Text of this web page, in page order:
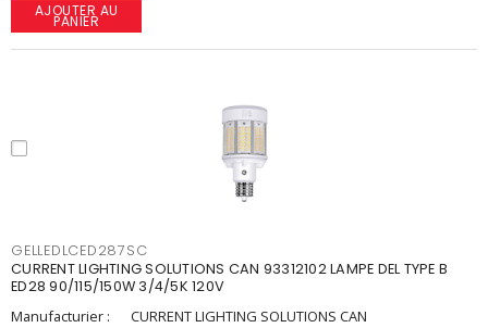
AJOUTER AU
PANIER
GELLEDLCED287SC
CURRENT LIGHTING SOLUTIONS CAN 93312102 LAMPE DEL TYPE B
ED28 90/115/150W 3/4/5K 120V
Manufacturier :
CURRENT LIGHTING SOLUTIONS CAN